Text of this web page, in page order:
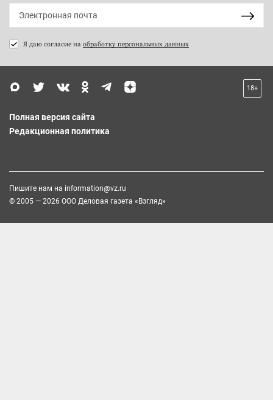
Я даю согласие на обработку персональных данных
18+
Полная версия сайта
Редакционная политика
Пишите нам на information@vz.ru
© 2005 — 2026 ООО Деловая газета «Взгляд»